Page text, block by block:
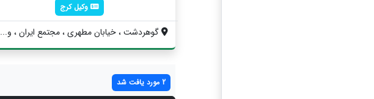
وکیل کرج
گوهردشت ، خيابان مطهري ، مجتمع ایران ، و...
2 مورد یافت شد